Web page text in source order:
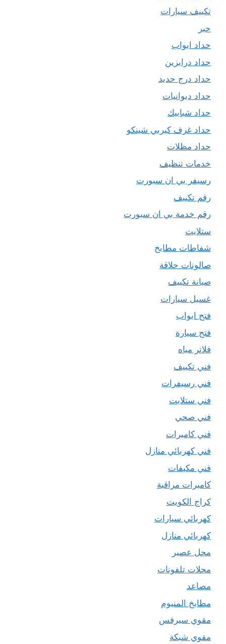
تكييف سيارات
حبر
حداد ابواب
حداد درابزين
حداد درج حديد
حداد ديوانيات
حداد شبابيك
حداد غرف كيربي شينكو
حداد مظلات
خدمات تنظيف
رسيفر بي ان سبورت
رقم تكييف
رقم خدمة بي ان سبورت
ستلايت
شفاطات مطابخ
صالونات حلاقة
صيانة تكييف
غسيل سيارات
فتح ابواب
فتح سيارة
فلاتر مياه
فني تكييف
فني رسيفرات
فني ستلايت
فني صحي
فني كاميرات
فني كهربائي منازل
فني مكيفات
كاميرات مراقبة
كراج الكويت
كهربائي سيارات
كهربائي منازل
محل عصير
محلات تلفونات
مصاعد
مطابخ المنيوم
مقوي سيرفس
مقوي شبكة